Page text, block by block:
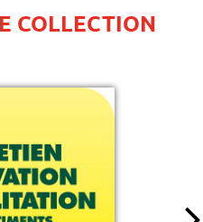
COLLECTION